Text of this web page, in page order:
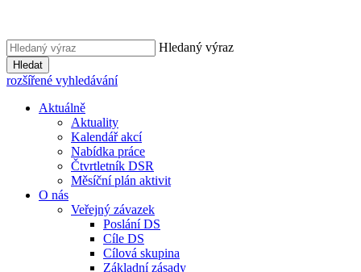
Hledaný výraz
Hledat
rozšířené vyhledávání
Aktuálně
Aktuality
Kalendář akcí
Nabídka práce
Čtvrtletník DSR
Měsíční plán aktivit
O nás
Veřejný závazek
Poslání DS
Cíle DS
Cílová skupina
Základní zásady